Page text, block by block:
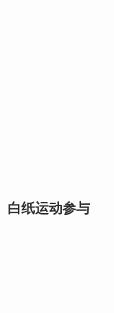
白纸运动参与